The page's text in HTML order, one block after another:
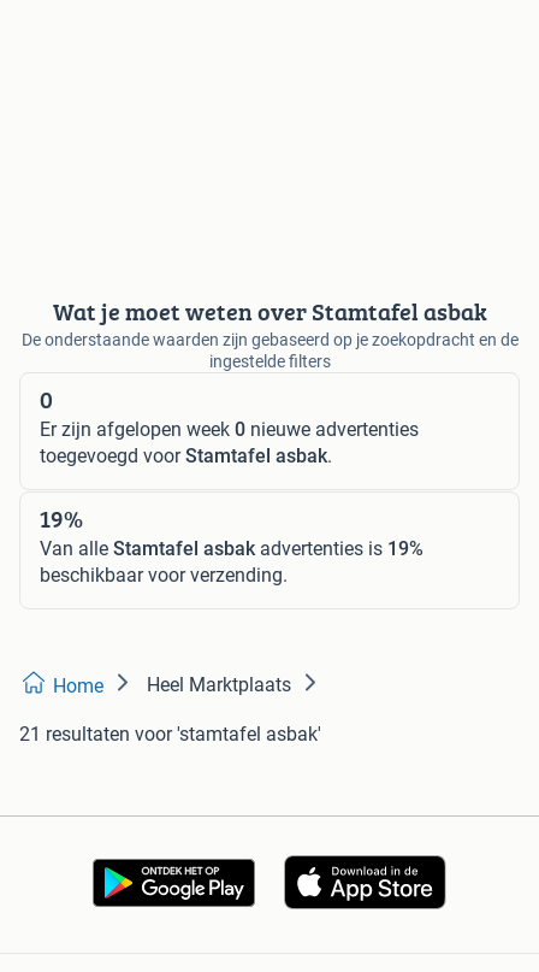
Wat je moet weten over Stamtafel asbak
De onderstaande waarden zijn gebaseerd op je zoekopdracht en de
ingestelde filters
0
Er zijn afgelopen week 0 nieuwe advertenties
toegevoegd voorStamtafel asbak.
19%
Van alle Stamtafel asbak advertenties is 19%
beschikbaar voor verzending.
Home Heel Marktplaats
21 resultaten voor 'stamtafel asbak'